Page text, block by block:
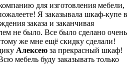
для изготовления мебели,
Я заказывала шкаф-купе в
заказа и заканчивая
не было. Все было сделано очень
же мне ещё скидку сделали!
Алексею за прекрасный шкаф!
мебель буду заказывать только